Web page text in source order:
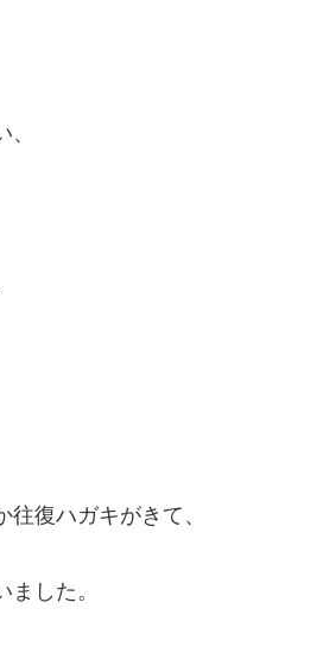
復ハガキがきて、
した。